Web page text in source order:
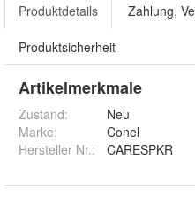
Produktdetails Zahlung,
Produktsicherheit
Artikelmerkmale
Zustand:
Neu
Marke:
Conel
Hersteller Nr.:
CARESPKR